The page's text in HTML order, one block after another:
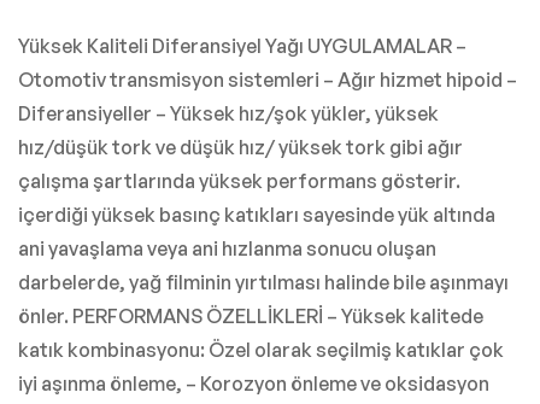
Yüksek Kaliteli Diferansiyel Yağı UYGULAMALAR –
Otomotiv transmisyon sistemleri – Ağır hizmet hipoid –
Diferansiyeller – Yüksek hız/şok yükler, yüksek
hız/düşük tork ve düşük hız/ yüksek tork gibi ağır
çalışma şartlarında yüksek performans gösterir.
içerdiği yüksek basınç katıkları sayesinde yük altında
ani yavaşlama veya ani hızlanma sonucu oluşan
darbelerde, yağ filminin yırtılması halinde bile aşınmayı
önler. PERFORMANS ÖZELLİKLERİ – Yüksek kalitede
katık kombinasyonu: Özel olarak seçilmiş katıklar çok
iyi aşınma önleme, – Korozyon önleme ve oksidasyon